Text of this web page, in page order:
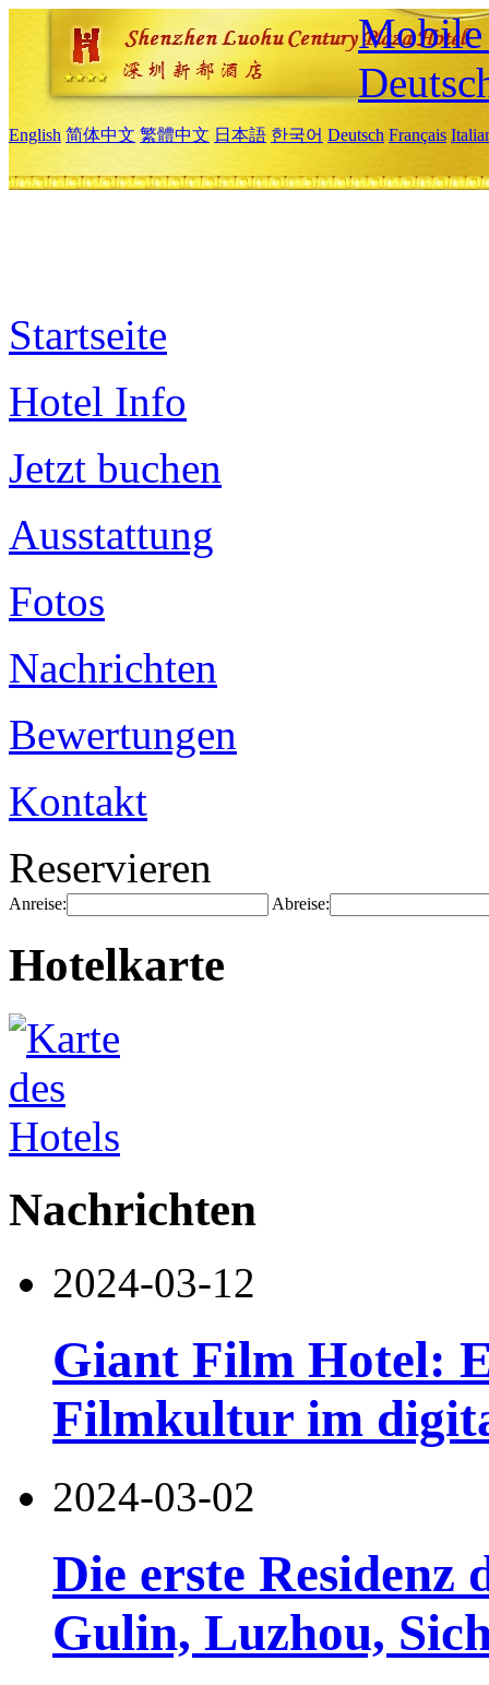
Mobile
English 简体中文 繁體中文 日本語 한국어 Deutsch Français
Startseite
Hotel Info
Jetzt buchen
Ausstattung
Fotos
Nachrichten
Bewertungen
Kontakt
Reservieren
Anreise: Abreise:
Hotelkarte
Nachrichten
2024-03-12
Giant Film Hotel:
Filmkultur im
2024-03-02
Die erste Residenz
Gulin, Luzhou,